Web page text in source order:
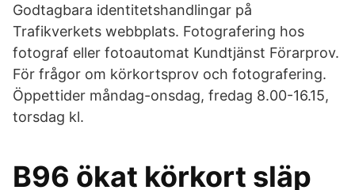
Godtagbara identitetshandlingar på
Trafikverkets webbplats. Fotografering hos
fotograf eller fotoautomat Kundtjänst Förarprov.
För frågor om körkortsprov och fotografering.
Öppettider måndag-onsdag, fredag 8.00-16.15,
torsdag kl.
B96 ökat körkort släp